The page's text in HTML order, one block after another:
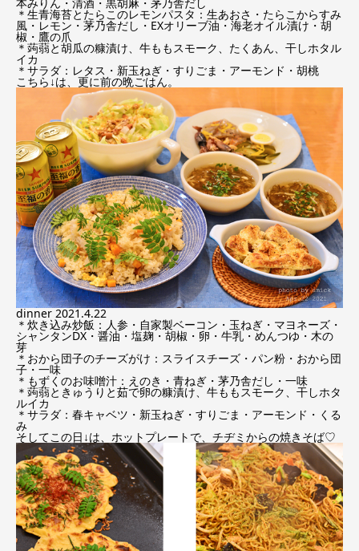
＊生青海苔とたらこのレモンパスタ：生あおさ・たらこからすみ
風・レモン・茅乃舎だし・EXオリーブ油・海老オイル漬け・胡
椒・鷹の爪
＊蒟蒻と胡瓜の糠漬け、牛ももスモーク、たくあん、干しホタル
イカ
＊サラダ：レタス・新玉ねぎ・すりごま・アーモンド・胡桃
こちら↓は、更に前の晩ごはん。
dinner 2021.4.22
＊炊き込み炒飯：人参・自家製ベーコン・玉ねぎ・マヨネーズ・
シャンタンDX・醤油・塩麹・胡椒・卵・牛乳・めんつゆ・木の
芽
＊おから団子のチーズがけ：スライスチーズ・パン粉・おから団
子・一味
＊もずくのお味噌汁：えのき・青ねぎ・茅乃舎だし・一味
＊蒟蒻ときゅうりと茹で卵の糠漬け、牛ももスモーク、干しホタ
ルイカ
＊サラダ：春キャベツ・新玉ねぎ・すりごま・アーモンド・くる
み
そしてこの日↓は、ホットプレートで、チヂミからの焼きそば♡